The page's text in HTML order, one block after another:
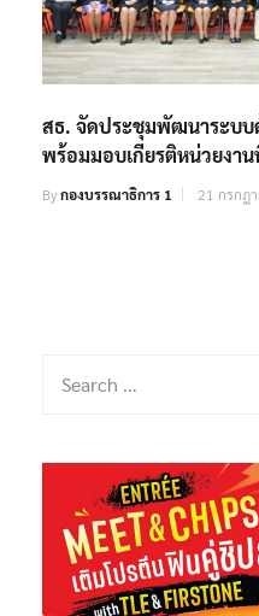
สธ. จัดประชุมพัฒนาระบบ
พร้อมมอบเกียรติหน่วยงา
Byกองบรรณาธิการ 1 21 กรกฎ